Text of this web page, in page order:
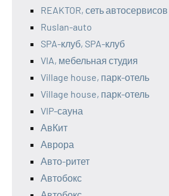
REAKTOR, сеть автосервисов
Ruslan-auto
SPA-клуб, SPA-клуб
VIA, мебельная студия
Village house, парк-отель
Village house, парк-отель
VIP-сауна
АвКит
Аврора
Авто-ритет
Автобокс